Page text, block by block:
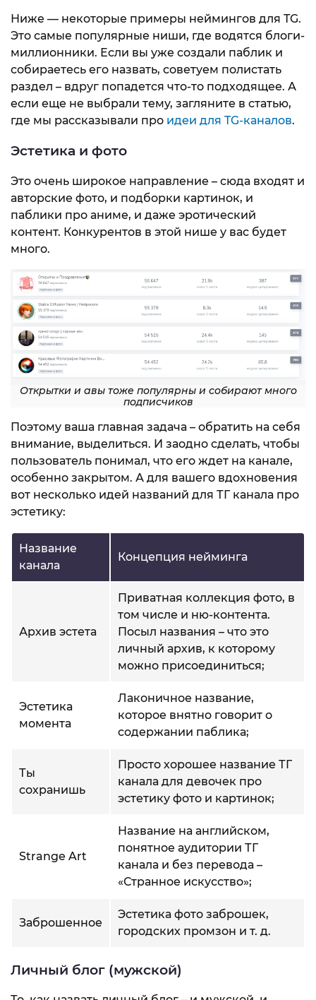
Ниже — некоторые примеры неймингов для TG.
Это самые популярные ниши, где водятся блоги-
миллионники. Если вы уже создали паблик и
собираетесь его назвать, советуем полистать
раздел – вдруг попадется что-то подходящее. А
если еще не выбрали тему, загляните в статью,
где мы рассказывали про идеи для TG-каналов.
Эстетика и фото
Это очень широкое направление – сюда входят и
авторские фото, и подборки картинок, и
паблики про аниме, и даже эротический
контент. Конкурентов в этой нише у вас будет
много.
Открытки и авы тоже популярны и собирают много
подписчиков
Поэтому ваша главная задача – обратить на себя
внимание, выделиться. И заодно сделать, чтобы
пользователь понимал, что его ждет на канале,
особенно закрытом. А для вашего вдохновения
вот несколько идей названий для ТГ канала про
эстетику:
Название
канала
Концепция нейминга
Архив эстета
Приватная коллекция фото, в
том числе и ню-контента.
Посыл названия – что это
личный архив, к которому
можно присоединиться;
Эстетика
момента
Лаконичное название,
которое внятно говорит о
содержании паблика;
Ты
сохранишь
Просто хорошее название ТГ
канала для девочек про
эстетику фото и картинок;
Strange Art
Название на английском,
понятное аудитории ТГ
канала и без перевода –
«Странное искусство»;
Заброшенное
Эстетика фото заброшек,
городских промзон и т. д.
Личный блог (мужской)